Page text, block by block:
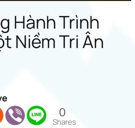
Hành Trình
Niềm Tri Ân
0
Shares